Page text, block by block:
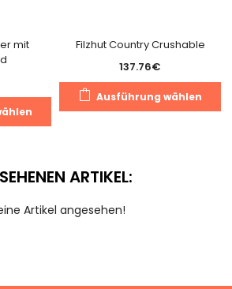
mit
Dieses
Produkt
Varianten
Die
Filzhut Country Crushable
137.76€
Ausführung wählen
ARTIKEL:
Artikel angesehen!